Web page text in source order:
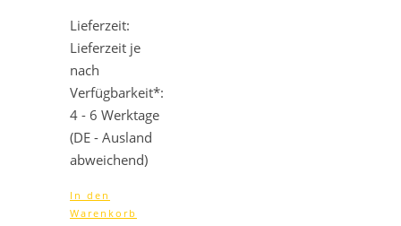
Lieferzeit:
Lieferzeit je
nach
Verfügbarkeit*:
4 - 6 Werktage
(DE - Ausland
abweichend)
In den
Warenkorb